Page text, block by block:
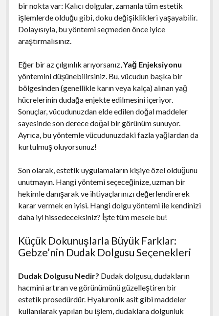
bir nokta var: Kalıcı dolgular, zamanla tüm estetik
işlemlerde olduğu gibi, doku değişiklikleri yaşayabilir.
Dolayısıyla, bu yöntemi seçmeden önce iyice
araştırmalısınız.
Eğer bir az çılgınlık arıyorsanız,Yağ Enjeksiyonu
yöntemini düşünebilirsiniz. Bu, vücudun başka bir
bölgesinden (genellikle karın veya kalça) alınan yağ
hücrelerinin dudağa enjekte edilmesini içeriyor.
Sonuçlar, vücudunuzdan elde edilen doğal maddeler
sayesinde son derece doğal bir görünüm sunuyor.
Ayrıca, bu yöntemle vücudunuzdaki fazla yağlardan da
kurtulmuş oluyorsunuz!
Son olarak, estetik uygulamaların kişiye özel olduğunu
unutmayın. Hangi yöntemi seçeceğinize, uzman bir
hekimle danışarak ve ihtiyaçlarınızı değerlendirerek
karar vermek en iyisi. Hangi dolgu yöntemi ile kendinizi
daha iyi hissedeceksiniz? İşte tüm mesele bu!
Küçük Dokunuşlarla Büyük Farklar:
Gebze’nin Dudak Dolgusu Seçenekleri
Dudak Dolgusu Nedir? Dudak dolgusu, dudakların
hacmini artıran ve görünümünü güzelleştiren bir
estetik prosedürdür. Hyaluronik asit gibi maddeler
kullanılarak yapılan bu işlem, dudaklara dolgunluk